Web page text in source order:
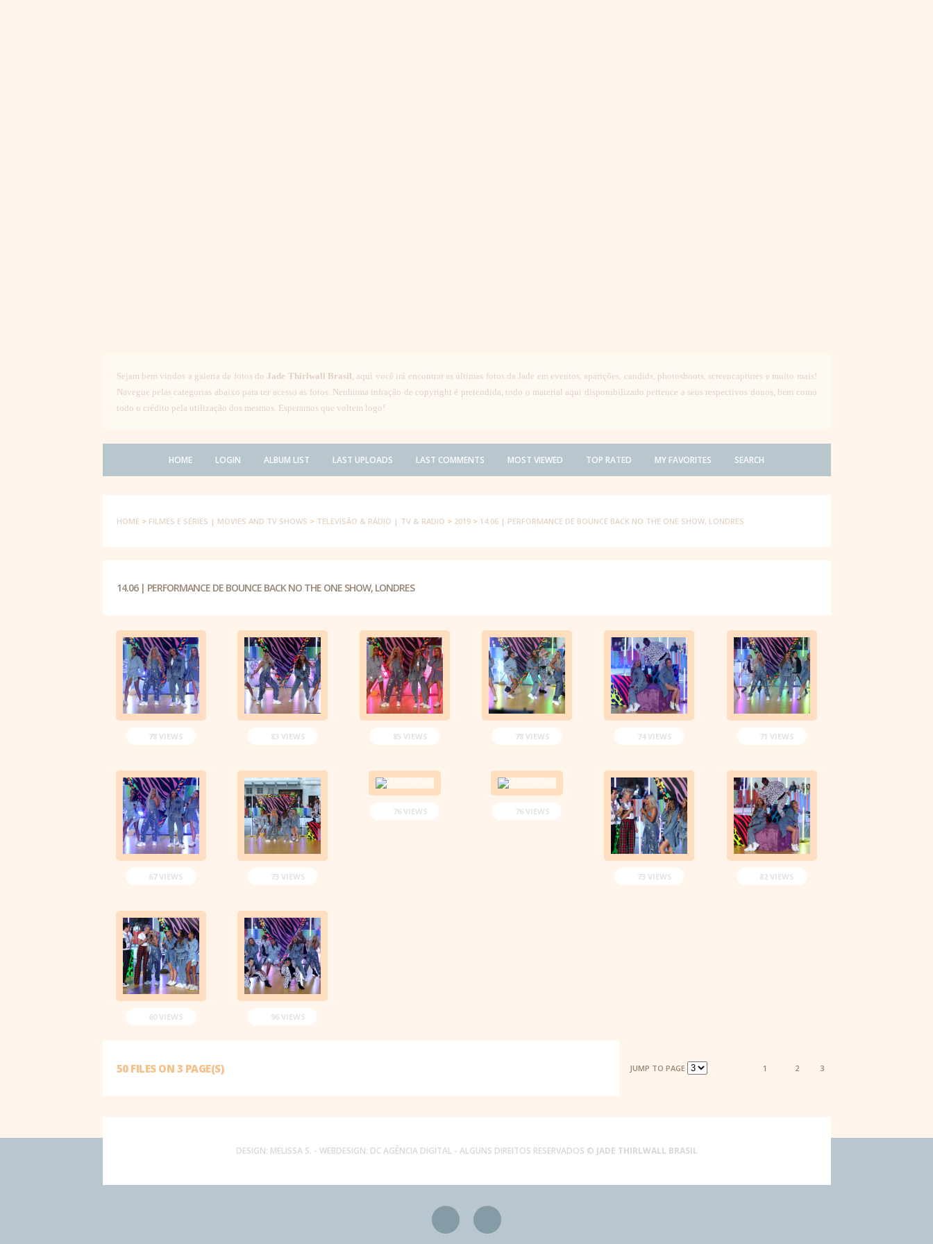
Sejam bem vindos a galeria de fotos do Jade Thirlwall Brasil, aqui você irá encontrar as últimas fotos da Jade em eventos, aparições, candids, photoshoots, screencaptures e muito mais!
Navegue pelas categorias abaixo para ter acesso as fotos. Nenhuma infração de copyright é pretendida, todo o material aqui disponibilizado pertence a seus respectivos donos, bem como
todo o crédito pela utilização dos mesmos. Esperamos que voltem logo!
HOME LOGIN ALBUM LIST LAST UPLOADS LAST COMMENTS MOST VIEWED TOP RATED MY FAVORITES SEARCH
HOME > FILMES E SÉRIES | MOVIES AND TV SHOWS > TELEVISÃO & RÁDIO | TV & RADIO > 2019> 14.06 | PERFORMANCE DE BOUNCE BACK NO THE ONE SHOW, LONDRES
14.06 | PERFORMANCE DE BOUNCE BACK NO THE ONE SHOW, LONDRES
78 VIEWS 83 VIEWS 85 VIEWS 78 VIEWS 74 VIEWS 71 VIEWS
67 VIEWS 73 VIEWS
76 VIEWS 76 VIEWS
73 VIEWS 82 VIEWS
60 VIEWS 96 VIEWS
50 FILES ON 3 PAGE(S) JUMP TO PAGE 1 2 3
DESIGN: MELISSA S. - WEBDESIGN: DC AGÊNCIA DIGITAL- ALGUNS DIREITOS RESERVADOS © JADE THIRLWALL BRASIL